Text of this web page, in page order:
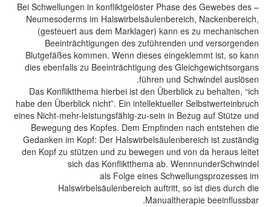
– Bei Schwellungen in konfliktgelöster Phase des Gewebes des
Neumesoderms im Halswirbelsäulenbereich, Nackenbereich,
(gesteuert aus dem Marklager) kann es zu mechanischen
Beeinträchtigungen des zuführenden und versorgenden
Blutgefäßes kommen. Wenn dieses eingeklemmt ist, so kann
dies ebenfalls zu Beeinträchtigung des Gleichgewichtsorgans
führen und Schwindel auslösen.
Das Konfliktthema hierbei ist den Überblick zu behalten, “ich
habe den Überblick nicht”. Ein intellektueller Selbstwerteinbruch
eines Nicht-mehr-leistungsfähig-zu-sein in Bezug auf Stütze und
Bewegung des Kopfes. Dem Empfinden nach entstehen die
Gedanken im Kopf: Der Halswirbelsäulenbereich ist zuständig
den Kopf zu stützen und zu bewegen und von da heraus leitet
sich das Konfliktthema ab. WennnunderSchwindel
als Folge eines Schwellungsprozesses im
Halswirbelsäulenbereich auftritt, so ist dies durch die
Manualtherapie beeinflussbar.